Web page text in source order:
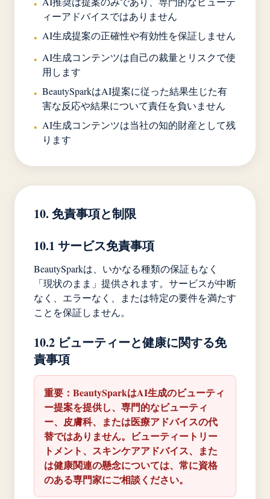
•
ィーアドバイスではありません
• AI生成提案の正確性や有効性を保証しません
• AI生成コンテンツは自己の裁量とリスクで使
用します
• BeautySparkはAI提案に従った結果生じた有
害な反応や結果について責任を負いません
• AI生成コンテンツは当社の知的財産として残
ります
10. 免責事項と制限
10.1 サービス免責事項
BeautySparkは、いかなる種類の保証もなく
「現状のまま」提供されます。サービスが中断
なく、エラーなく、または特定の要件を満たす
ことを保証しません。
10.2 ビューティーと健康に関する免
責事項
重要：BeautySparkはAI生成のビューティ
ー提案を提供し、専門的なビューティ
ー、皮膚科、または医療アドバイスの代
替ではありません。ビューティートリー
トメント、スキンケアアドバイス、また
は健康関連の懸念については、常に資格
のある専門家にご相談ください。